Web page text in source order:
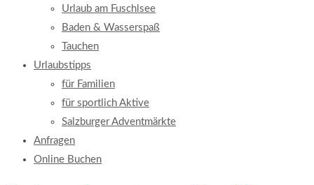
Urlaub am Fuschlsee
Baden & Wasserspaß
Tauchen
Urlaubstipps
für Familien
für sportlich Aktive
Salzburger Adventmärkte
Anfragen
Online Buchen